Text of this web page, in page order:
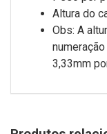
Altura do
Obs: A
3,33mm